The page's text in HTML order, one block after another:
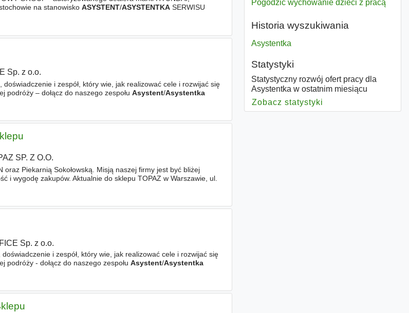
na stanowisko ASYSTENT/ASYSTENTKASERWISU
Sp. z o.o.
i zespół, który wie, jak realizować cele i rozwijać się
podróży – dołącz do naszego zespołu Asystent/Asystentka
SP. Z O.O.
oraz Piekarnią Sokołowską. Misją naszej firmy jest być bliżej
i wygodę zakupów. Aktualnie do sklepu TOPAZ w Warszawie, ul.
Sp. z o.o.
i zespół, który wie, jak realizować cele i rozwijać się
podróży - dołącz do naszego zespołu Asystent/Asystentka
Pogodzić wychowanie dzieci z pracą
Historia wyszukiwania
Asystentka
Statystyki
Statystyczny rozwój ofert pracy dla
Asystentka w ostatnim miesiącu
Zobacz statystyki